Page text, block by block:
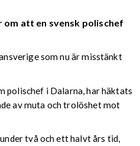
att en svensk polischef
som nu är misstänkt
polischef i Dalarna, har häktats
av muta och trolöshet mot
två och ett halvt års tid,